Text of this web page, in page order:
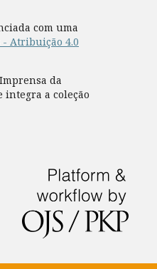
com uma
- Atribuição 4.0
da
integra a coleção